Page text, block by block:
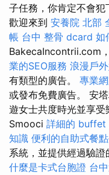
子任務，你肯定不會犯
歡迎來到 安養院 北部
帳 台中 整骨 dcard 如
BakecaIncontrii.com
業的SEO服務 浪漫戶
有類型的廣告。 專業
或發布免費廣告。 安
遊女士共度時光並享受
Smooci 詳細的 buffet
知識 便利的自助式餐
系統，並提供經過驗證
什麼是卡式台胞證 台